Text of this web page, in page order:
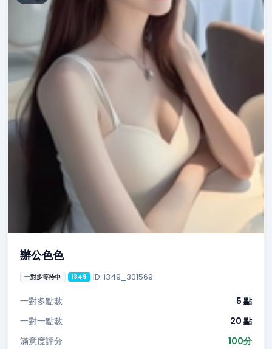
辦公色色
一對多等待中 i349 ID: i349_301569
一對多點數
5 點
一對一點數
20 點
滿意度評分
100分